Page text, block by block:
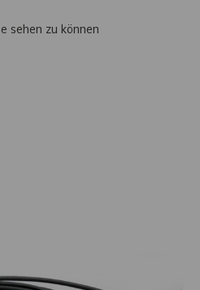
sehen zu können